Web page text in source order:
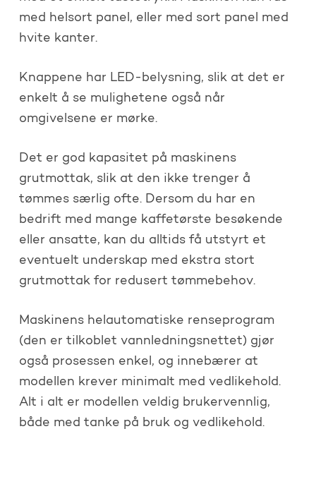
med helsort panel, eller med sort panel med
hvite kanter.
Knappene har LED-belysning, slik at det er
enkelt å se mulighetene også når
omgivelsene er mørke.
Det er god kapasitet på maskinens
grutmottak, slik at den ikke trenger å
tømmes særlig ofte. Dersom du har en
bedrift med mange kaffetørste besøkende
eller ansatte, kan du alltids få utstyrt et
eventuelt underskap med ekstra stort
grutmottak for redusert tømmebehov.
Maskinens helautomatiske renseprogram
(den er tilkoblet vannledningsnettet) gjør
også prosessen enkel, og innebærer at
modellen krever minimalt med vedlikehold.
Alt i alt er modellen veldig brukervennlig,
både med tanke på bruk og vedlikehold.